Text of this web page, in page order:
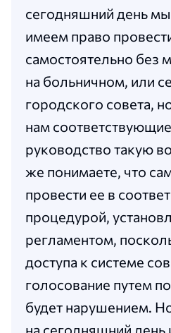
сегодняшний день
имеем право
самостоятельно без
на больничном, или
городского совета,
нам
руководство такую
же понимаете, что
провести ее в
процедурой,
регламентом,
доступа к системе
голосование путем
будет нарушением.
на сегодняшний день